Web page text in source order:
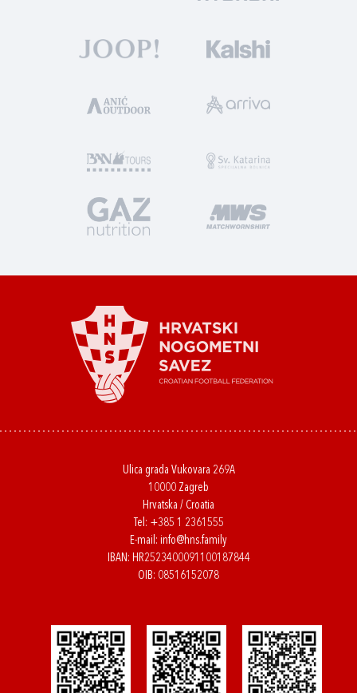
Ulica grada Vukovara 269A
10000 Zagreb
Hrvatska / Croatia
Tel: +385 1 2361555
E-mail: info@hns.family
IBAN: HR2523400091100187844
OIB: 08516152078